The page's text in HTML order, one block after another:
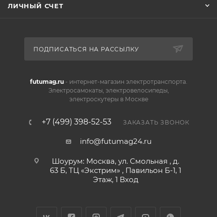
ЛИЧНЫЙ СЧЕТ
ПОДПИСАТЬСЯ НА РАССЫЛКУ
futumag.ru- интернет-магазин электротранспорта.
Электросамокаты, электровелосипеды,
электроскутеры в Москве
+7 (499) 398-52-53 ЗАКАЗАТЬ ЗВОНОК
info@futumag24.ru
Шоурум: Москва, ул. Смольная , д.
63 Б, ТЦ «Экстрим» , Павильон Б-1, 1
Этаж, 1 Вход